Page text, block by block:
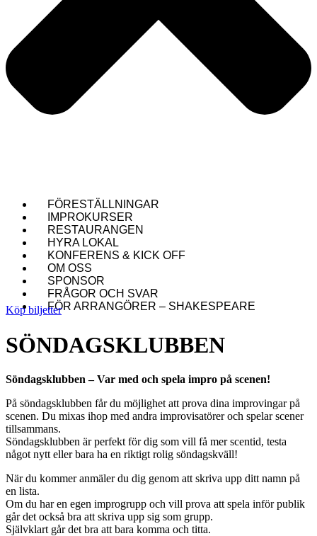
FÖRESTÄLLNINGAR
IMPROKURSER
RESTAURANGEN
HYRA LOKAL
KONFERENS & KICK OFF
OM OSS
SPONSOR
FRÅGOR OCH SVAR
FÖR ARRANGÖRER – SHAKESPEARE
Köp biljetter
SÖNDAGSKLUBBEN
Söndagsklubben – Var med och spela impro på scenen!
På söndagsklubben får du möjlighet att prova dina improvingar på
scenen. Du mixas ihop med andra improvisatörer och spelar scener
tillsammans.
Söndagsklubben är perfekt för dig som vill få mer scentid, testa
något nytt eller bara ha en riktigt rolig söndagskväll!
När du kommer anmäler du dig genom att skriva upp ditt namn på
en lista.
Om du har en egen improgrupp och vill prova att spela inför publik
går det också bra att skriva upp sig som grupp.
Självklart går det bra att bara komma och titta.